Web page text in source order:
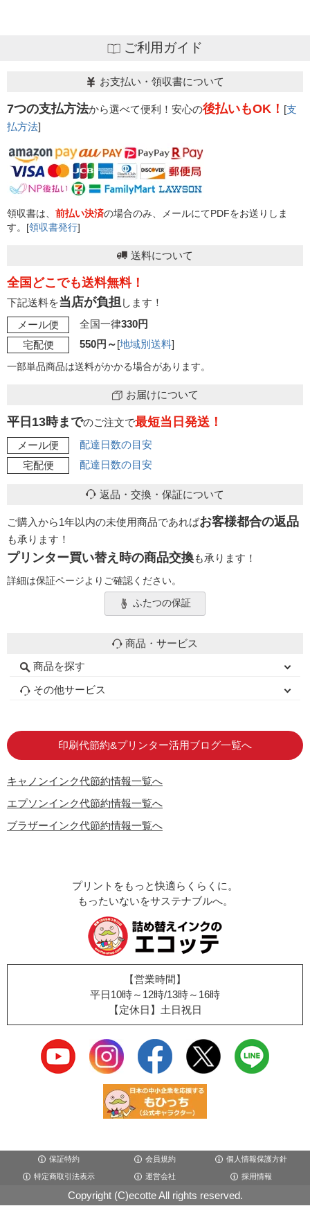
ご利用ガイド
お支払い・領収書について
7つの支払方法から選べて便利！安心の後払いもOK！ [支
払方法]
領収書は、 前払い決済の場合のみ、メールにてPDFをお送りしま
す。[領収書発行]
送料について
全国どこでも送料無料！
下記送料を当店が負担 します！
メール便
全国一律330円
宅配便
550円～[地域別送料]
一部単品商品は送料がかかる場合があります。
お届けについて
平日13時までのご注文で最短当日発送！
メール便
配達日数の目安
宅配便
配達日数の目安
返品・交換・保証について
ご購入から1年以内の未使用商品であればお客様都合の返品
も承ります！
プリンター買い替え時の商品交換も承ります！
詳細は保証ページよりご確認ください。
ふたつの保証
商品・サービス
商品を探す
初心者用セット
キャノンインク
エプソンインク
ブラザーインク
詰め替えインク
互換インクボトル
互換インクカートリッジ
再生インクカートリッジ
トナーカートリッジ
その他サービス
印刷代節約&プリンター活用ブログ一覧へ
キャノンインク代節約情報一覧へ
エプソンインク代節約情報一覧へ
ブラザーインク代節約情報一覧へ
プリントをもっと快適らくらくに。
もったいないをサステナブルへ。
【営業時間】
平日10時～12時/13時～16時
【定休日】土日祝日
保証特約 会員規約 個人情報保護方針
特定商取引法表示 運営会社 採用情報
Copyright (C)ecotte All rights reserved.